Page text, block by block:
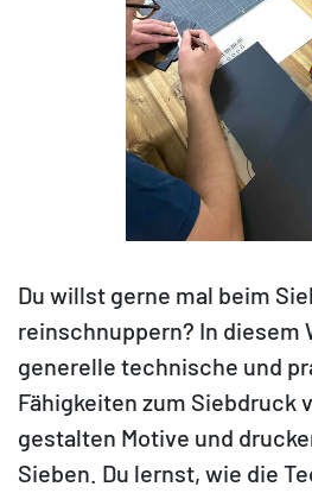
Du willst gerne mal beim
reinschnuppern? In diesem
generelle technische und
Fähigkeiten zum Siebdruck
gestalten Motive und
Sieben. Du lernst, wie die